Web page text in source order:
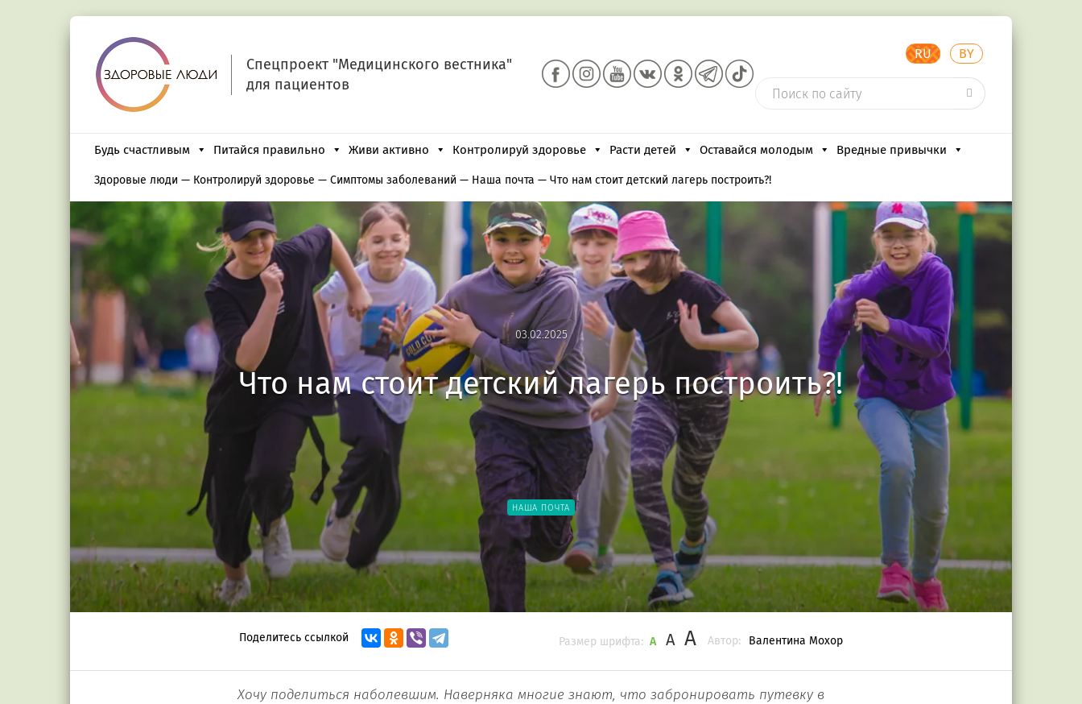
Спецпроект "Медицинского вестника"
для пациентов
RU BY
Будь счастливым Питайся правильно Живи активно Контролируй здоровье Расти детей Оставайся молодым Вредные привычки
Здоровые люди — Контролируй здоровье — Симптомы заболеваний — Наша почта — Что нам стоит детский лагерь построить?!
03.02.2025
03.02.2025
Что нам стоит детский лагерь построить?!
НАША ПОЧТА
Поделитесь ссылкой Автор: Валентина Мохор
Размер шрифта: A A A
Хочу поделиться наболевшим. Наверняка многие знают, что забронировать путевку в